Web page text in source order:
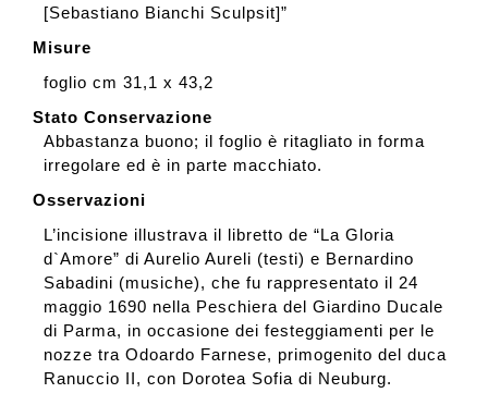
[Sebastiano Bianchi Sculpsit]”
Misure
foglio cm 31,1 x 43,2
Stato Conservazione
Abbastanza buono; il foglio è ritagliato in forma
irregolare ed è in parte macchiato.
Osservazioni
L’incisione illustrava il libretto de “La Gloria
d`Amore” di Aurelio Aureli (testi) e Bernardino
Sabadini (musiche), che fu rappresentato il 24
maggio 1690 nella Peschiera del Giardino Ducale
di Parma, in occasione dei festeggiamenti per le
nozze tra Odoardo Farnese, primogenito del duca
Ranuccio II, con Dorotea Sofia di Neuburg.